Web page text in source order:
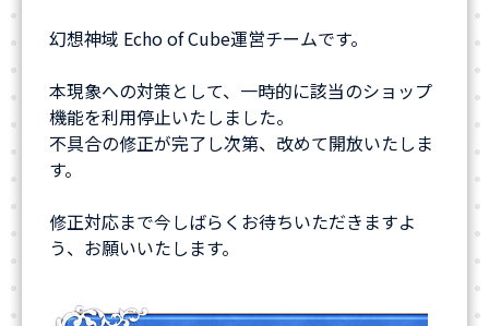
幻想神域 Echo of Cube運営チームです。
本現象への対策として、一時的に該当のショップ
機能を利用停止いたしました。
不具合の修正が完了し次第、改めて開放いたしま
す。
修正対応まで今しばらくお待ちいただきますよ
う、お願いいたします。